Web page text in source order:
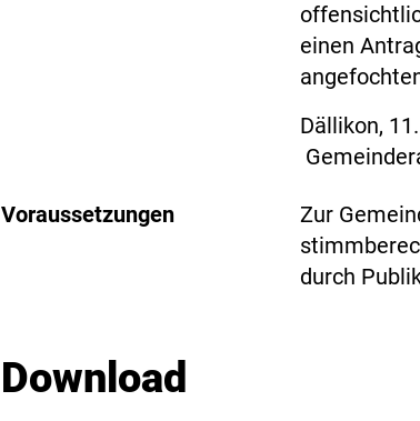
einen
Voraussetzungen
Zur
durch
Download